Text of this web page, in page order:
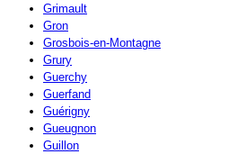
Grimault
Gron
Grosbois-en-Montagne
Grury
Guerchy
Guerfand
Guérigny
Gueugnon
Guillon